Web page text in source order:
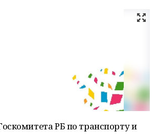
РБ по транспорту и